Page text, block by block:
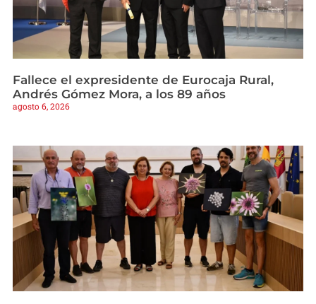
Fallece el expresidente de Eurocaja Rural,
Andrés Gómez Mora, a los 89 años
agosto 6, 2026